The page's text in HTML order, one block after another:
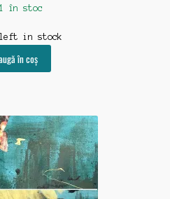
în stoc
in stock
în coș